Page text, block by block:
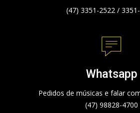
(47) 3351-2522 /
Whatsapp
Pedidos de músicas e falar
(47) 98828-4700